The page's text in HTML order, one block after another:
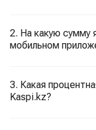
2. На какую сумму
мобильном
3. Какая
Kaspi.kz?